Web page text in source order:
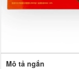
Mô tả ngắn